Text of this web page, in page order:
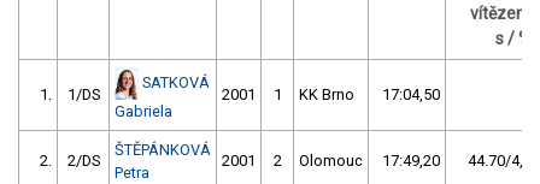
vítězem
s / %
1. 1/DS
SATKOVÁ
Gabriela
2001 1 KK Brno 17:04,50
2. 2/DS
ŠTĚPÁNKOVÁ
Petra
2001 2 Olomouc 17:49,20 44.70/4,4